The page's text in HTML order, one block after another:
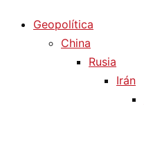
Geopolítica
China
Rusia
Irán